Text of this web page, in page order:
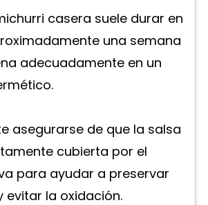
casera suele durar en
una semana
adecuadamente en un
asegurarse de que la salsa
cubierta por el
para ayudar a preservar
evitar la oxidación.